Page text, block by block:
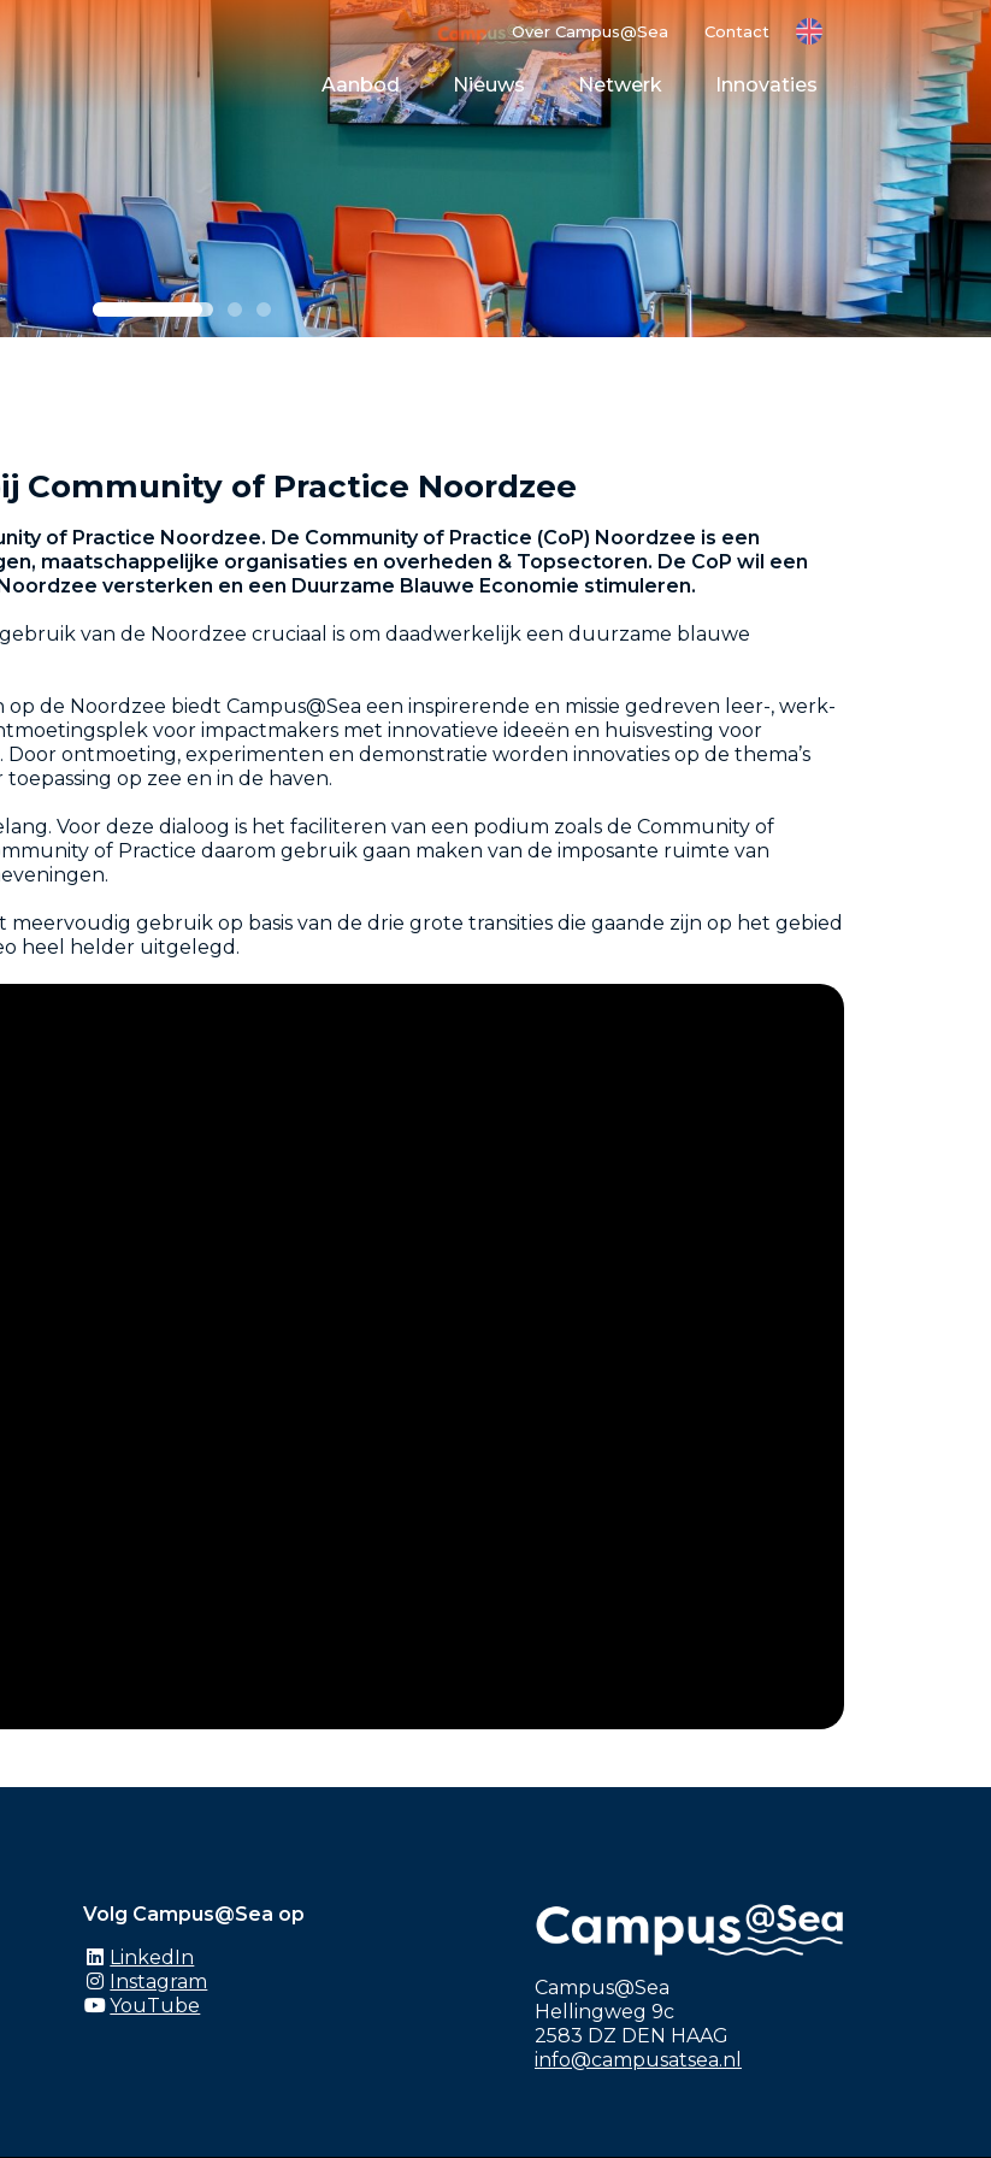
Over Campus@Sea Contact
Aanbod
Maritime Testing Ground
Financiering
Huisvesting
Nieuws Netwerk Innovaties
Community of Practice Noordzee
of Practice Noordzee. De Community of Practice (CoP) Noordzee is een
maatschappelijke organisaties en overheden & Topsectoren. De CoP wil een
versterken en een Duurzame Blauwe Economie stimuleren.
van de Noordzee cruciaal is om daadwerkelijk een duurzame blauwe
de Noordzee biedt Campus@Sea een inspirerende en missie gedreven leer-, werk-
voor impactmakers met innovatieve ideeën en huisvesting voor
ontmoeting, experimenten en demonstratie worden innovaties op de thema’s
op zee en in de haven.
Voor deze dialoog is het faciliteren van een podium zoals de Community of
of Practice daarom gebruik gaan maken van de imposante ruimte van
meervoudig gebruik op basis van de drie grote transities die gaande zijn op het gebied
heel helder uitgelegd.
Volg Campus@Sea op
LinkedIn
Instagram
YouTube
Campus@Sea
Hellingweg 9c
2583 DZ DEN HAAG
info@campusatsea.nl